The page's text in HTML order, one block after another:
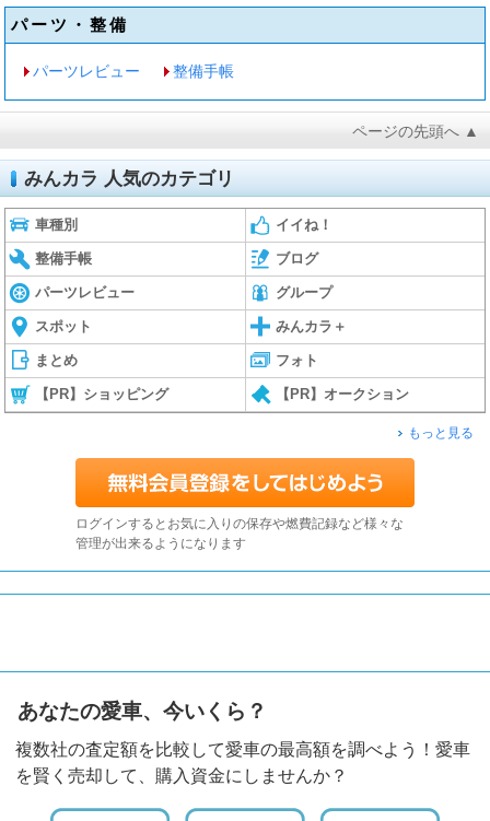
パーツ・整備
パーツレビュー 整備手帳
ページの先頭へ ▲
みんカラ 人気のカテゴリ
車種別 イイね！
整備手帳 ブログ
パーツレビュー グループ
スポット みんカラ＋
まとめ フォト
【PR】ショッピング 【PR】オークション
もっと見る
ログインするとお気に入りの保存や燃費記録など様々な
管理が出来るようになります
あなたの愛車、今いくら？
複数社の査定額を比較して愛車の最高額を調べよう！愛車
を賢く売却して、購入資金にしませんか？